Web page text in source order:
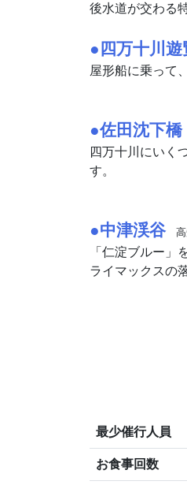
後水道が交わる
●四万十川遊
屋形船に乗って
●佐田沈下橋
四万十川にいく
す。
●中津渓谷高
「仁淀ブルー
ライマックスの
最少催行人員
お食事回数